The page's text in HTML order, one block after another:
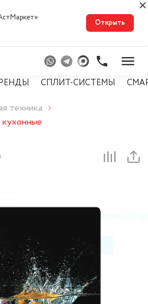
Открыть
СПЛИТ-СИСТЕМЫ
техника